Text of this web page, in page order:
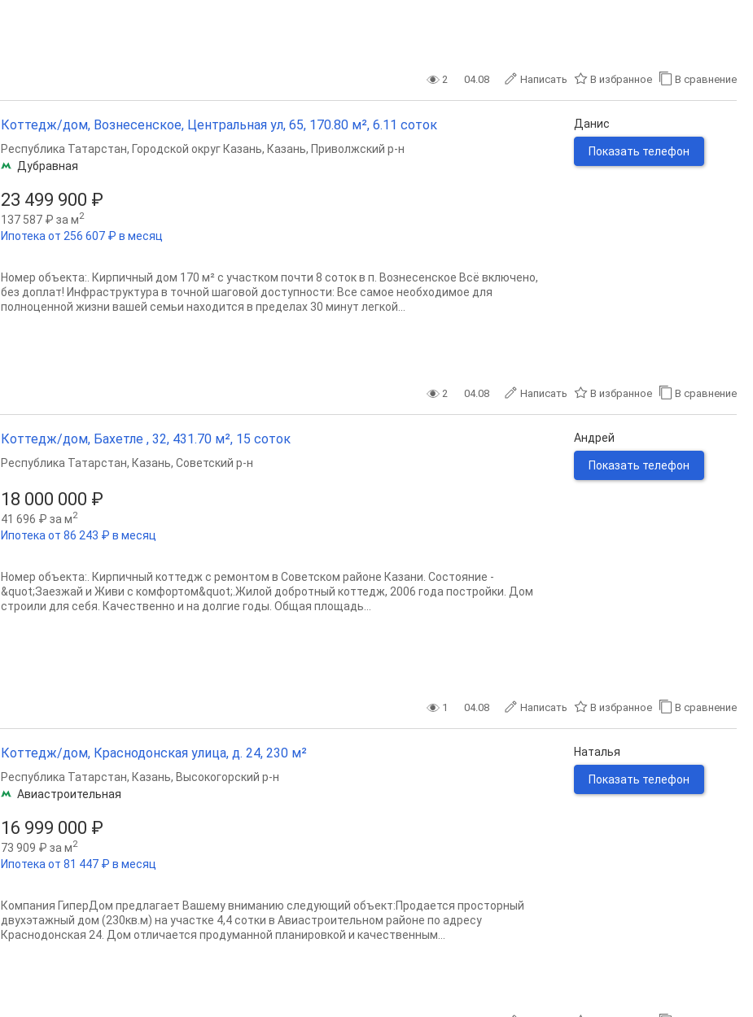
2 04.08 Написать В избранное В сравнение
Коттедж/дом, Вознесенское, Центральная ул, 65, 170.80 м², 6.11 соток
23 499 900 ₽
137 587 ₽ за м2
Ипотека от 256 607 ₽ в месяц
Республика Татарстан, Городской округ Казань, Казань, Приволжский р-н
Дубравная
Номер объекта:. Кирпичный дом 170 м² с участком почти 8 соток в п. Вознесенское Всё включено,
без доплат! Инфраструктура в точной шаговой доступности: Все самое необходимое для
полноценной жизни вашей семьи находится в пределах 30 минут легкой...
Данис
Показать телефон
2 04.08 Написать В избранное В сравнение
Коттедж/дом, Бахетле , 32, 431.70 м², 15 соток
18 000 000 ₽
41 696 ₽ за м2
Ипотека от 86 243 ₽ в месяц
Республика Татарстан, Казань, Советский р-н
Номер объекта:. Кирпичный коттедж с ремонтом в Советском районе Казани. Состояние -
&quot;Заезжай и Живи с комфортом&quot;.Жилой добротный коттедж, 2006 года постройки. Дом
строили для себя. Качественно и на долгие годы. Общая площадь...
Андрей
Показать телефон
1 04.08 Написать В избранное В сравнение
Коттедж/дом, Краснодонская улица, д. 24, 230 м²
16 999 000 ₽
73 909 ₽ за м2
Ипотека от 81 447 ₽ в месяц
Республика Татарстан, Казань, Высокогорский р-н
Авиастроительная
Компания ГиперДом предлагает Вашему вниманию следующий объект:Продается просторный
двухэтажный дом (230кв.м) на участке 4,4 сотки в Авиастроительном районе по адресу
Краснодонская 24. Дом отличается продуманной планировкой и качественным...
Наталья
Показать телефон